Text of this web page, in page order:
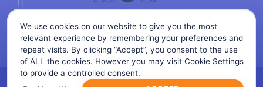
© 2026 Всички права запазени
We use cookies on our website to give you the most
relevant experience by remembering your preferences and
repeat visits. By clicking “Accept”, you consent to the use
of ALL the cookies. However you may visit Cookie Settings
to provide a controlled consent.